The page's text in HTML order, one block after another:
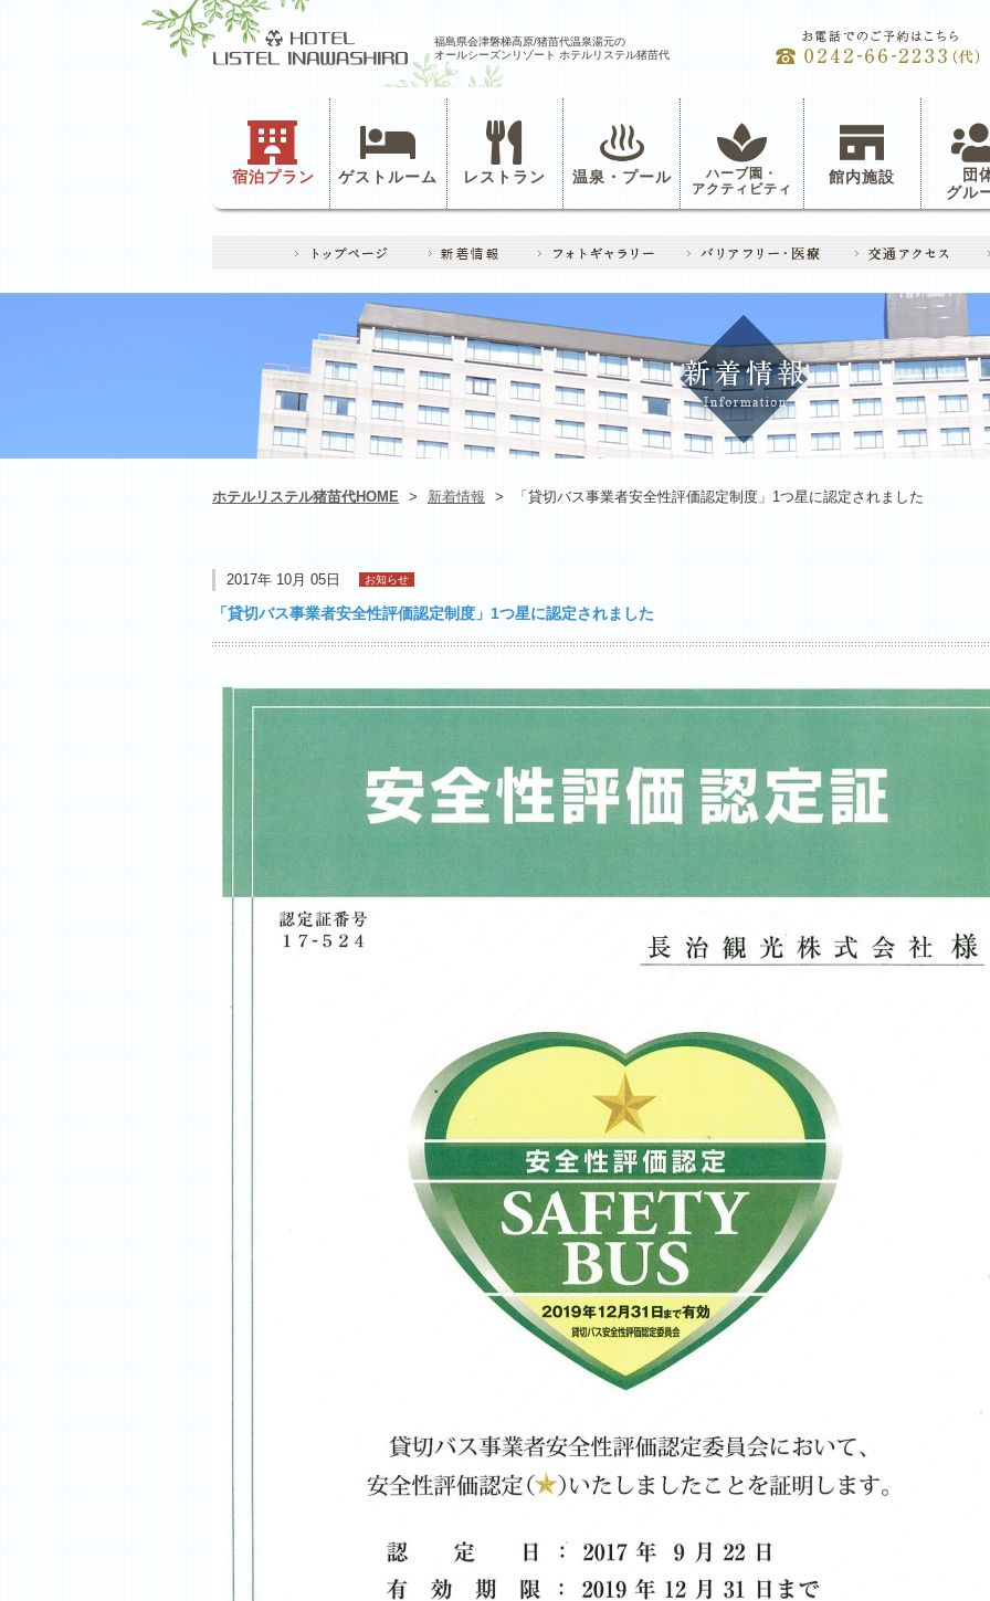
福島県会津磐梯高原/猪苗代温泉湯元の
オールシーズンリゾート ホテルリステル猪苗代
宿泊プラン ゲストルーム レストラン 温泉・プール ハーブ園・
アクティビティ
館内施設
団
グル
ホテルリステル猪苗代HOME > 新着情報 > 「貸切バス事業者安全性評価認定制度」1つ星に認定されました
2017年 10月 05日 お知らせ
「貸切バス事業者安全性評価認定制度」1つ星に認定されました